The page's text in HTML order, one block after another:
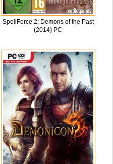
SpellForce 2: Demons of the Past
(2014) PC